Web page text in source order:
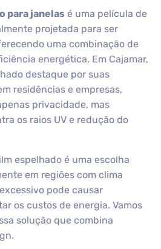
para janelas é uma película de
projetada para ser
uma combinação de
energética. Em Cajamar,
destaque por suas
residências e empresas,
privacidade, mas
os raios UV e redução do
espelhado é uma escolha
em regiões com clima
pode causar
os custos de energia. Vamos
solução que combina